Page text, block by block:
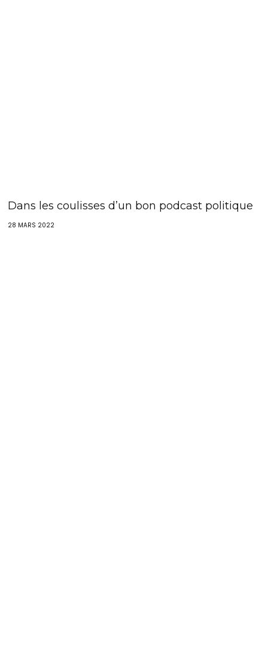
Dans les coulisses d’un bon podcast politique
28 MARS 2022